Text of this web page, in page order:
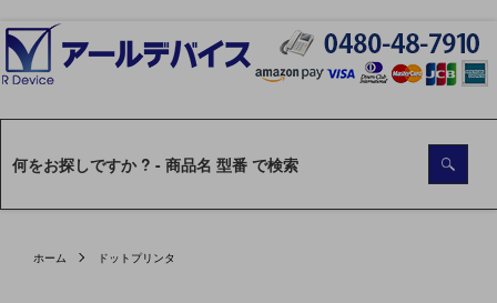
ホーム ドットプリンタ